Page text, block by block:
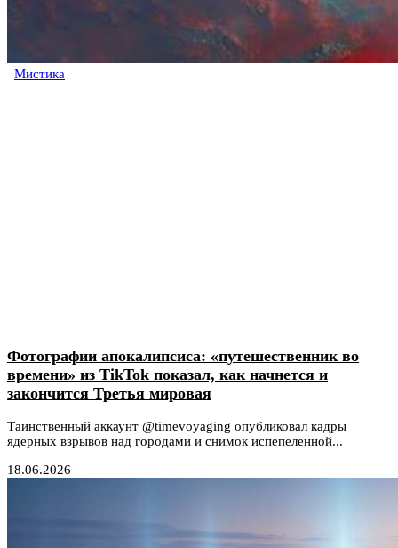
Мистика
Фотографии апокалипсиса: «путешественник во
времени» из TikTok показал, как начнется и
закончится Третья мировая
Таинственный аккаунт @timevoyaging опубликовал кадры
ядерных взрывов над городами и снимок испепеленной...
18.06.2026